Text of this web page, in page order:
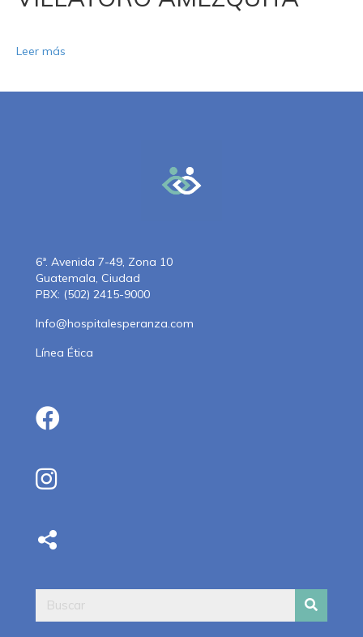
Leer más
6ª. Avenida 7-49, Zona 10
Guatemala, Ciudad
PBX: (502) 2415-9000
Info@hospitalesperanza.com
Línea Ética